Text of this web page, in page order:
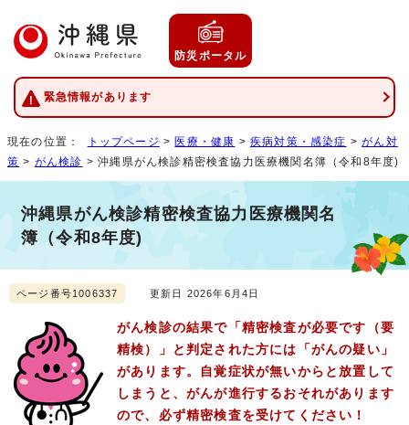
防災ポータル
緊急情報があります
現在の位置： トップページ >医療・健康 >疾病対策・感染症 >がん対
策 > がん検診 > 沖縄県がん検診精密検査協力医療機関名簿（令和8年度)
沖縄県がん検診精密検査協力医療機関名
簿（令和8年度)
ページ番号1006337 更新日 2026年6月4日
がん検診の結果で「精密検査が必要です（要
精検）」と判定された方には「がんの疑い」
があります。自覚症状が無いからと放置して
しまうと、がんが進行するおそれがあります
ので、必ず精密検査を受けてください！